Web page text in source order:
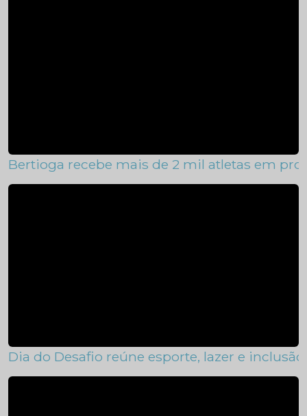
Bertioga recebe mais de 2 mil atletas em
Dia do Desafio reúne esporte, lazer e